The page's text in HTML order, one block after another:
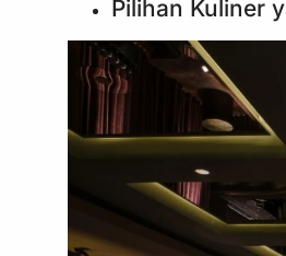
Pilihan Kuliner